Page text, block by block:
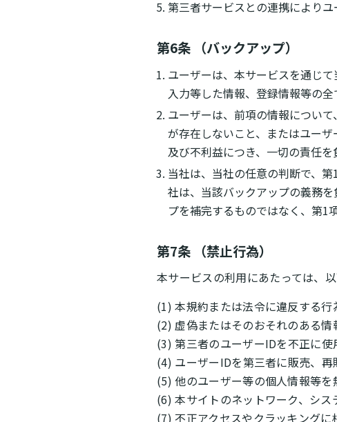
第三者サービスとの連携により
第6条 （バックアップ）
ユーザーは、本サービスを通じ
入力等した情報、登録情報等の
ユーザーは、前項の情報につい
が存在しないこと、またはユー
及び不利益につき、一切の責任を
当社は、当社の任意の判断で、
社は、当該バックアップの義務
プを補完するものではなく、第1
第7条 （禁止行為）
本サービスの利用にあたっては、
(1) 本規約または法令に違反する行
(2) 虚偽またはそのおそれのある
(3) 第三者のユーザーIDを不正に
(4) ユーザーIDを第三者に販売、
(5) 他のユーザー等の個人情報等
(6) 本サイトのネットワーク、シ
(7) 不正アクセスやクラッキングに